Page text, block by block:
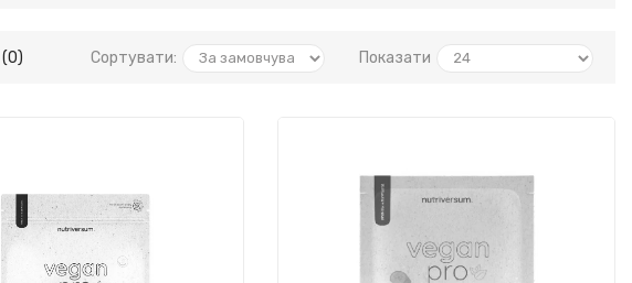
(0) Сортувати: Показати